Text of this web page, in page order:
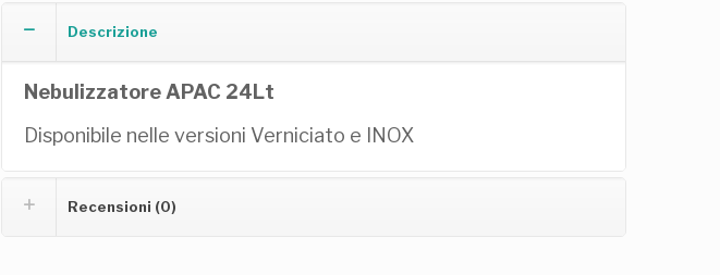
Descrizione
Nebulizzatore APAC 24Lt
Disponibile nelle versioni Verniciato e INOX
Recensioni (0)